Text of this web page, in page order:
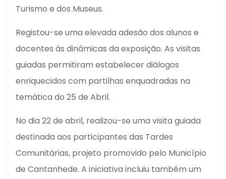
Turismo e dos Museus.
Registou-se uma elevada adesão dos alunos e
docentes às dinâmicas da exposição. As visitas
guiadas permitiram estabelecer diálogos
enriquecidos com partilhas enquadradas na
temática do 25 de Abril.
No dia 22 de abril, realizou-se uma visita guiada
destinada aos participantes das Tardes
Comunitárias, projeto promovido pelo Município
de Cantanhede. A iniciativa incluiu também um